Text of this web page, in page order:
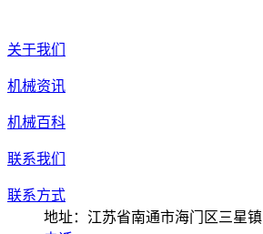
关于我们
机械资讯
机械百科
联系我们
联系方式
地址：江苏省南通市海门区三星镇